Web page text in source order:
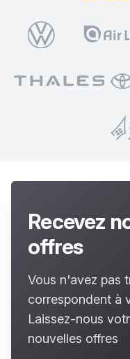
Recevez
offres
Vous n'avez pas
correspondent à
Laissez-nous
nouvelles offres